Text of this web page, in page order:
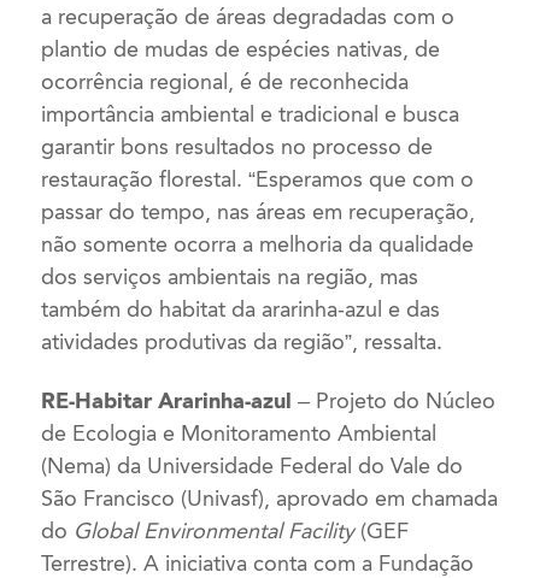
a recuperação de áreas degradadas com o
plantio de mudas de espécies nativas, de
ocorrência regional, é de reconhecida
importância ambiental e tradicional e busca
garantir bons resultados no processo de
restauração florestal. “Esperamos que com o
passar do tempo, nas áreas em recuperação,
não somente ocorra a melhoria da qualidade
dos serviços ambientais na região, mas
também do habitat da ararinha-azul e das
atividades produtivas da região”, ressalta.
RE-Habitar Ararinha-azul – Projeto do Núcleo
de Ecologia e Monitoramento Ambiental
(Nema) da Universidade Federal do Vale do
São Francisco (Univasf), aprovado em chamada
do Global Environmental Facility(GEF
Terrestre). A iniciativa conta com a Fundação